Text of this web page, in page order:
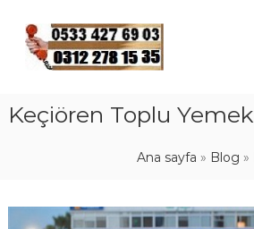
content
Keçiören Toplu Yemek
Ana sayfa » Blog »